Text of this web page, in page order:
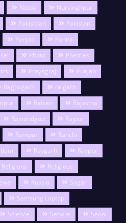
Noida
Nursinghpur
Pakistaan
Pakistan
Panjab
Panna
Photo
Poetries
Prayagraj
Punjab
Raghogarh
raigarh
Raisen
Rajastha
Rajnandgao
Rajpur
Rampur
Ranchi
Raygarh
Raypur
Religions
Religious
Russia
Sagar
Samsung Laptop
Science Sehore Seoni